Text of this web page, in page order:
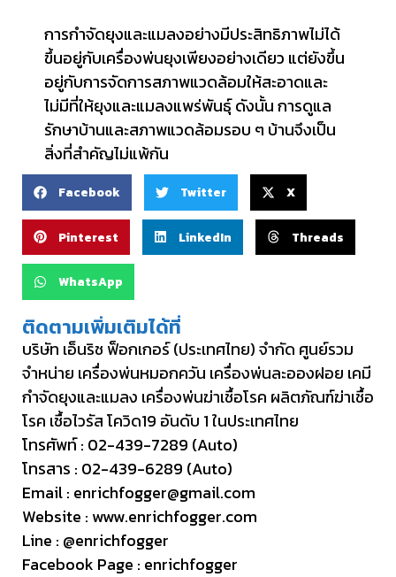
การกำจัดยุงและแมลงอย่างมีประสิทธิภาพไม่ได้
ขึ้นอยู่กับเครื่องพ่นยุงเพียงอย่างเดียว แต่ยังขึ้น
อยู่กับการจัดการสภาพแวดล้อมให้สะอาดและ
ไม่มีที่ให้ยุงและแมลงแพร่พันธุ์ ดังนั้น การดูแล
รักษาบ้านและสภาพแวดล้อมรอบ ๆ บ้านจึงเป็น
สิ่งที่สำคัญไม่แพ้กัน
Facebook Twitter X
Pinterest LinkedIn Threads
WhatsApp
ติดตามเพิ่มเติมได้ที่
บริษัท เอ็นริช ฟ็อกเกอร์ (ประเทศไทย) จำกัด ศูนย์รวม
จำหน่าย เครื่องพ่นหมอกควัน เครื่องพ่นละอองฝอย เคมี
กำจัดยุงและแมลง เครื่องพ่นฆ่าเชื้อโรค ผลิตภัณฑ์ฆ่าเชื้อ
โรค เชื้อไวรัส โควิด19 อันดับ 1 ในประเทศไทย
โทรศัพท์ : 02-439-7289 (Auto)
โทรสาร : 02-439-6289 (Auto)
Email : enrichfogger@gmail.com
Website : www.enrichfogger.com
Line : @enrichfogger
Facebook Page : enrichfogger